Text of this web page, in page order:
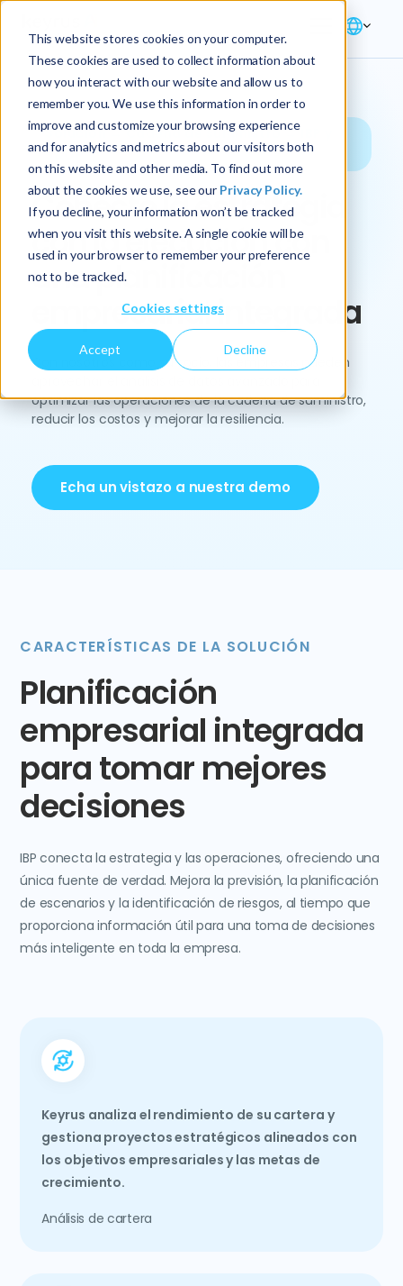
This website stores cookies on your computer.
These cookies are used to collect information about
how you interact with our website and allow us to
remember you. We use this information in order to
improve and customize your browsing experience
and for analytics and metrics about our visitors both
on this website and other media. To find out more
about the cookies we use, see our Privacy Policy.
If you decline, your information won’t be tracked
when you visit this website. A single cookie will be
used in your browser to remember your preference
not to be tracked.
Cookies settings
Accept Decline
Solución → Cadena de suministro → IBP y
S&OP
Conecte la estrategia
con la ejecución con
una planificación
empresarial integrada
Con nosotros como su socio, las empresas pueden
optimizar las operaciones de la cadena de suministro,
reducir los costos y mejorar la resiliencia.
Echa un vistazo a nuestra demo
CARACTERÍSTICAS DE LA SOLUCIÓN
Planificación
empresarial integrada
para tomar mejores
decisiones
IBP conecta la estrategia y las operaciones, ofreciendo una
única fuente de verdad. Mejora la previsión, la planificación
de escenarios y la identificación de riesgos, al tiempo que
proporciona información útil para una toma de decisiones
más inteligente en toda la empresa.
Keyrus analiza el rendimiento de su cartera y
gestiona proyectos estratégicos alineados con
los objetivos empresariales y las metas de
crecimiento.
Análisis de cartera